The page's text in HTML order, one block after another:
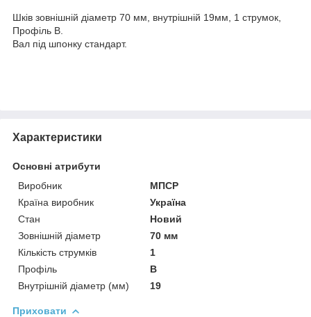
Шків зовнішній діаметр 70 мм, внутрішній 19мм, 1 струмок,
Профіль B.
Вал під шпонку стандарт.
Характеристики
Основні атрибути
Виробник
МПСР
Країна виробник
Україна
Стан
Новий
Зовнішній діаметр
70 мм
Кількість струмків
1
Профіль
В
Внутрішній діаметр (мм)
19
Приховати